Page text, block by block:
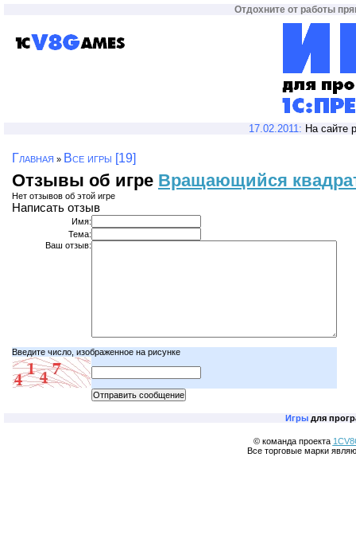
Отдохните от работы
17.02.2011: На сайте
Главная » Все игры [19]
Отзывы об игре Вращающийся
Нет отзывов об этой игре
Написать отзыв
Имя:
Тема:
Ваш отзыв:
Введите число, изображенное на рисунке
Игрыдля
© команда проекта
Все торговые марки